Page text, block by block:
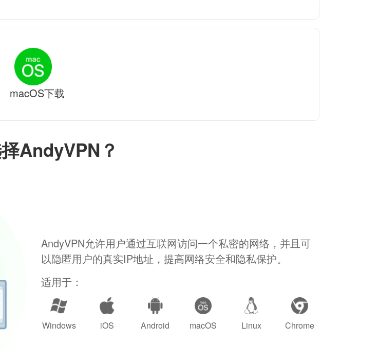
AndyVPN？
AndyVPN允许用户通过互联网访问一个私密的网络，并且可
以隐匿用户的真实IP地址，提高网络安全和隐私保护。
适用于：
Windows iOS Android macOS Linux Chrome
macOS下载